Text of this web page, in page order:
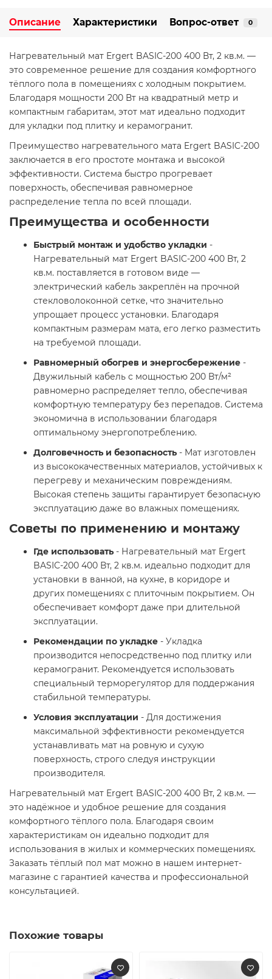
Описание Характеристики Вопрос-ответ 0
Нагревательный мат Ergert BASIC-200 400 Вт, 2 кв.м. —
это современное решение для создания комфортного
тёплого пола в помещениях с холодным покрытием.
Благодаря мощности 200 Вт на квадратный метр и
компактным габаритам, этот мат идеально подходит
для укладки под плитку и керамогранит.
Преимущество нагревательного мата Ergert BASIC-200
заключается в его простоте монтажа и высокой
эффективности. Система быстро прогревает
поверхность, обеспечивая равномерное
распределение тепла по всей площади.
Преимущества и особенности
Быстрый монтаж и удобство укладки -
Нагревательный мат Ergert BASIC-200 400 Вт, 2
кв.м. поставляется в готовом виде —
электрический кабель закреплён на прочной
стекловолоконной сетке, что значительно
упрощает процесс установки. Благодаря
компактным размерам мата, его легко разместить
на требуемой площади.
Равномерный обогрев и энергосбережение -
Двужильный кабель с мощностью 200 Вт/м²
равномерно распределяет тепло, обеспечивая
комфортную температуру без перепадов. Система
экономична в использовании благодаря
оптимальному энергопотреблению.
Долговечность и безопасность - Мат изготовлен
из высококачественных материалов, устойчивых к
перегреву и механическим повреждениям.
Высокая степень защиты гарантирует безопасную
эксплуатацию даже во влажных помещениях.
Советы по применению и монтажу
Где использовать - Нагревательный мат Ergert
BASIC-200 400 Вт, 2 кв.м. идеально подходит для
установки в ванной, на кухне, в коридоре и
других помещениях с плиточным покрытием. Он
обеспечивает комфорт даже при длительной
эксплуатации.
Рекомендации по укладке - Укладка
производится непосредственно под плитку или
керамогранит. Рекомендуется использовать
специальный терморегулятор для поддержания
стабильной температуры.
Условия эксплуатации - Для достижения
максимальной эффективности рекомендуется
устанавливать мат на ровную и сухую
поверхность, строго следуя инструкции
производителя.
Нагревательный мат Ergert BASIC-200 400 Вт, 2 кв.м. —
это надёжное и удобное решение для создания
комфортного тёплого пола. Благодаря своим
характеристикам он идеально подходит для
использования в жилых и коммерческих помещениях.
Заказать тёплый пол мат можно в нашем интернет-
магазине с гарантией качества и профессиональной
консультацией.
Похожие товары